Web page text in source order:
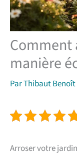
Comment
manière
ParThibaut Benoît
Arroser votre